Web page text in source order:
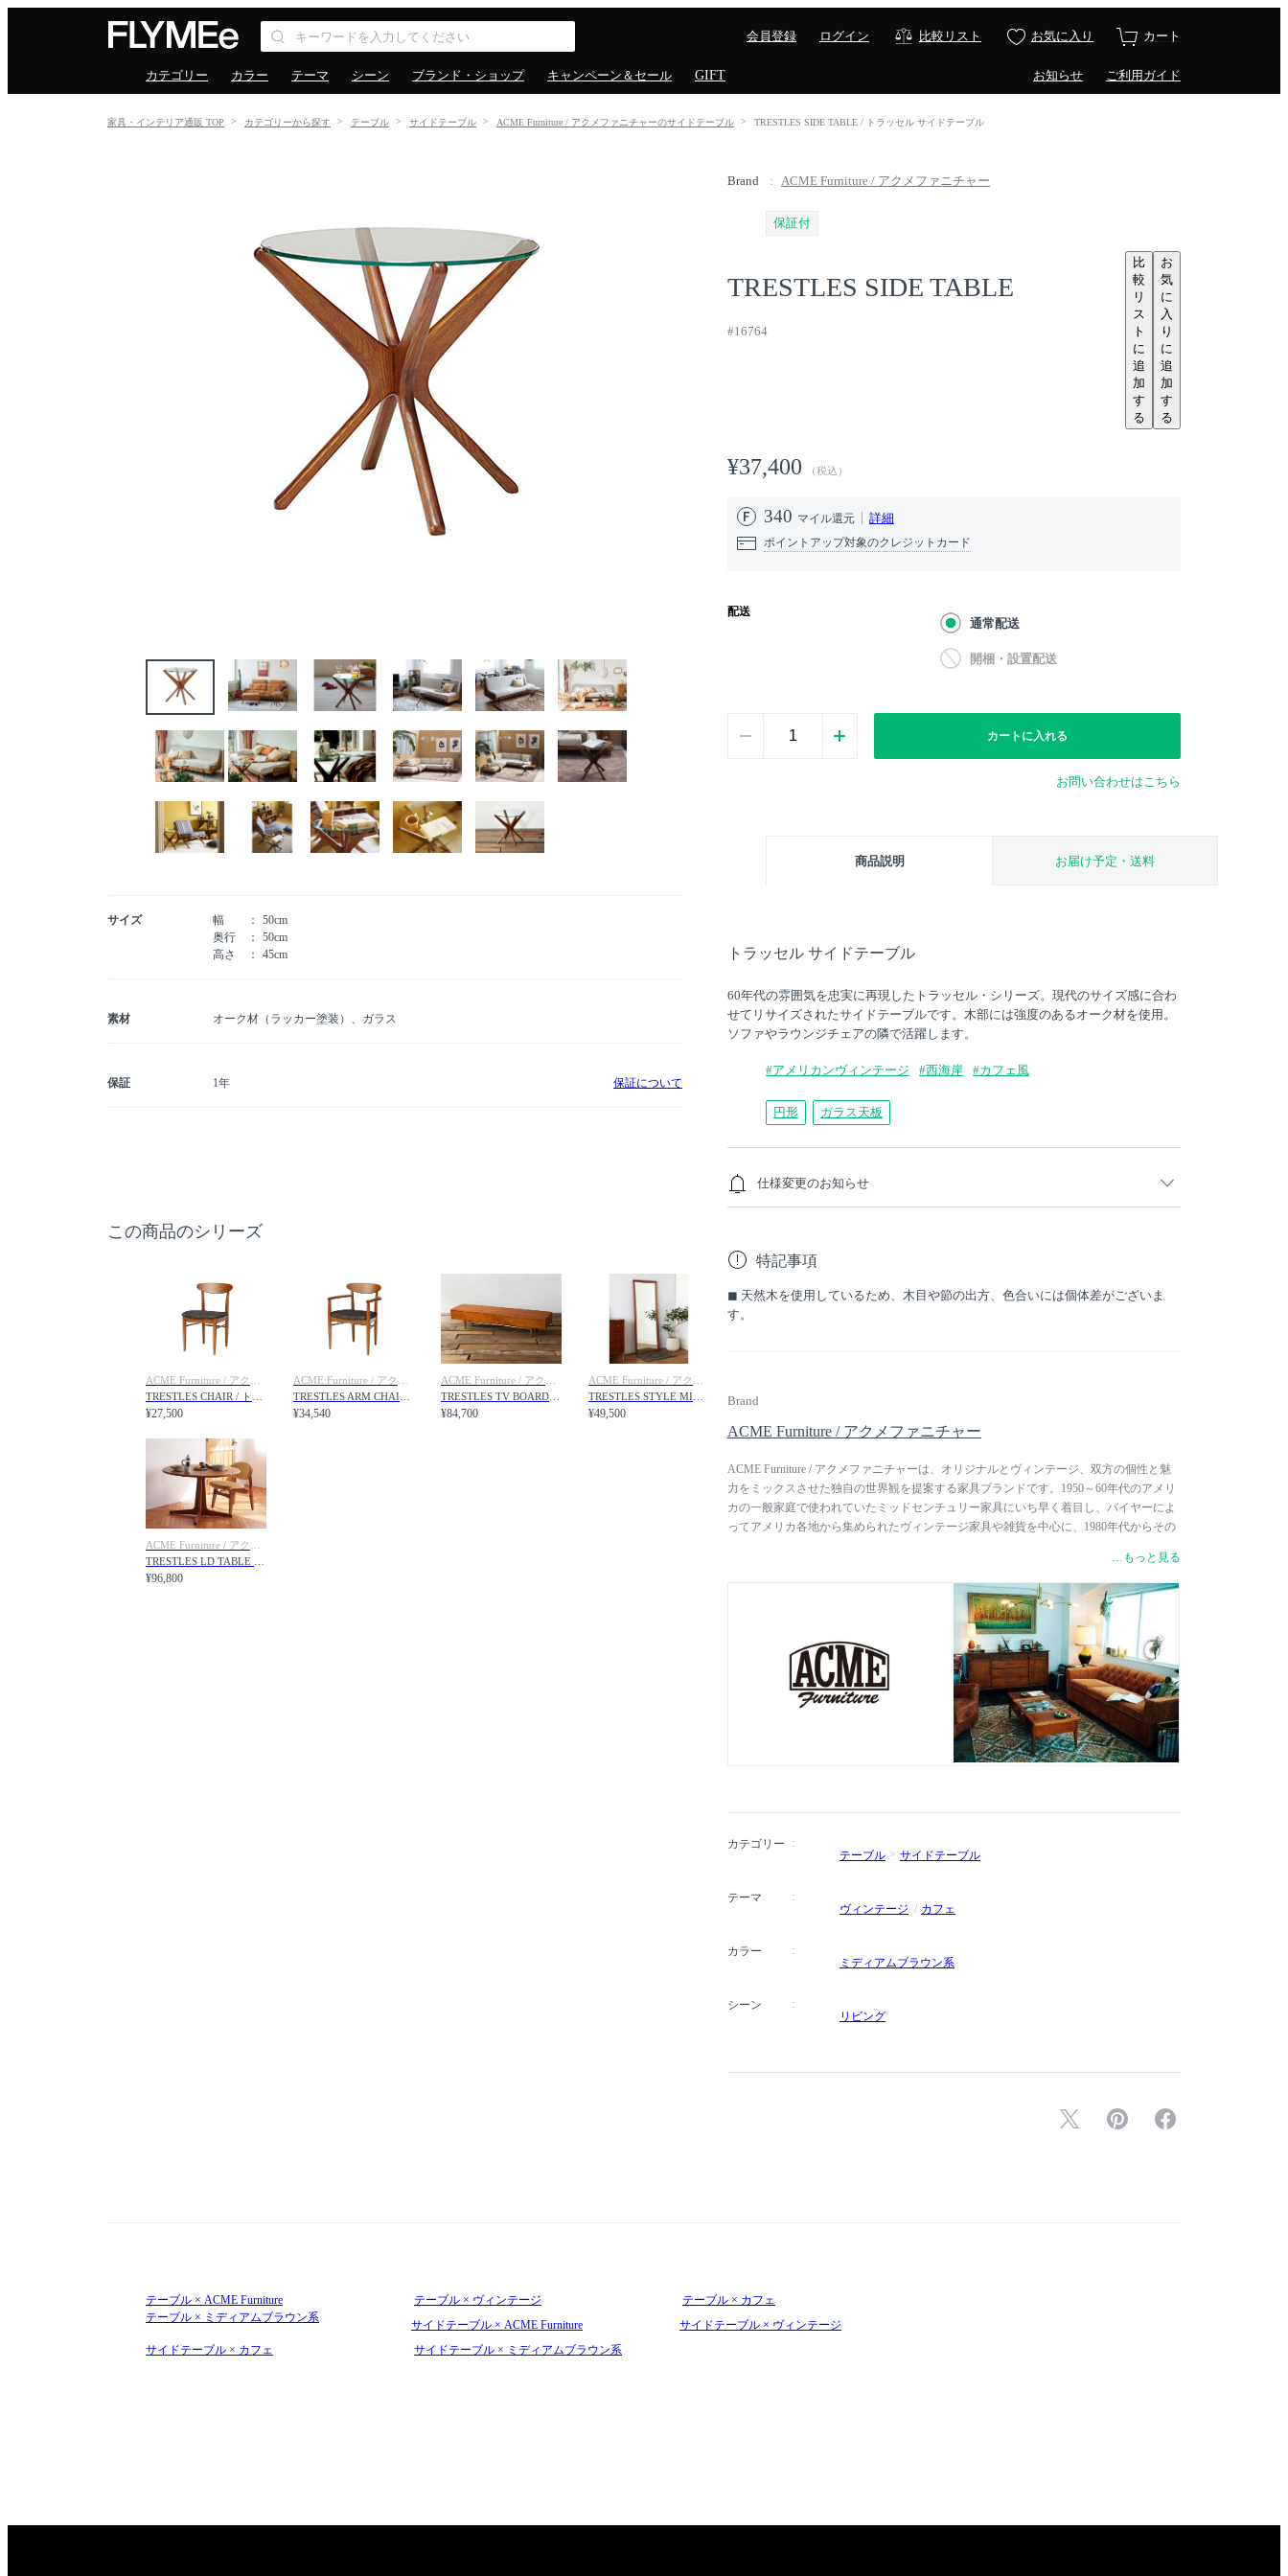
会員登録 ログイン 比較リスト お気に入り カート
カテゴリー カラー テーマ シーン ブランド・ショップ キャンペーン＆セール GIFT お知らせ ご利用ガイド
家具・インテリア通販 TOP カテゴリーから探す テーブル サイドテーブル ACME Furniture / アクメファニチャーのサイドテーブル TRESTLES SIDE TABLE / トラッセル サイドテーブル
Brand ACME Furniture / アクメファニチャー
保証付
TRESTLES SIDE TABLE
#16764
比
較
リ
ス
ト
に
追
加
す
る
お
気
に
入
り
に
追
加
す
る
¥37,400 （税込）
340 マイル還元 詳細
ポイントアップ対象のクレジットカード
配送
通常配送
開梱・設置配送
カートに入れる
お問い合わせはこちら
商品説明 お届け予定・送料
トラッセル サイドテーブル
60年代の雰囲気を忠実に再現したトラッセル・シリーズ。現代のサイズ感に合わ
せてリサイズされたサイドテーブルです。木部には強度のあるオーク材を使用。
ソファやラウンジチェアの隣で活躍します。
#アメリカンヴィンテージ #西海岸 #カフェ風
円形 ガラス天板
仕様変更のお知らせ
更となりました。旧仕様のグレーガラスは完売いたしました。
特記事項
◼︎ 天然木を使用しているため、木目や節の出方、色合いには個体差がございま
す。
Brand
ACME Furniture / アクメファニチャー
ACME Furniture / アクメファニチャーは、オリジナルとヴィンテージ、双方の個性と魅
力をミックスさせた独自の世界観を提案する家具ブランドです。1950～60年代のアメリ
カの一般家庭で使われていたミッドセンチュリー家具にいち早く着目し、バイヤーによ
ってアメリカ各地から集められたヴィンテージ家具や雑貨を中心に、1980年代からその
期の輝きを取り戻した家具や、カスタム家具として新たに命を吹き込まれたヴィンテー
ジ素材は、ACMEにとってアイデンティティともいえる存在です。歴史の中で培われた
技術と経験により開発されたオリジナルプロダクトは、アメリカン・ヴィンテージ家具
から得たインスピレーションをベースに、作り手の思いとこだわりを丁寧に抽出し、表
…もっと見る
カテゴリー
テーブル
サイドテーブル
テーマ
ヴィンテージ
カフェ
カラー
ミディアムブラウン系
シーン
リビング
サイズ 幅
50cm
奥行
50cm
高さ
45cm
素材 オーク材（ラッカー塗装）、ガラス
保証 1年 保証について
この商品のシリーズ
¥27,500 ¥34,540 ¥84,700 ¥49,500
¥96,800
テーブル × ACME Furniture テーブル × ヴィンテージ
テーブル × カフェ
テーブル × ミディアムブラウン系
サイドテーブル × ACME Furniture
サイドテーブル × ヴィンテージ
サイドテーブル × カフェ
サイドテーブル × ミディアムブラウン系